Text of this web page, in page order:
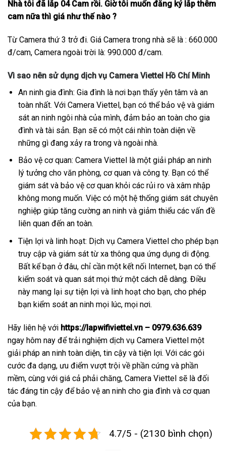
Nhà tôi đã lắp 04 Cam rồi. Giờ tôi muốn đăng ký lắp thêm
cam nữa thì giá như thế nào ?
Từ Camera thứ 3 trở đi. Giá Camera trong nhà sẽ là : 660.000
đ/cam, Camera ngoài trời là: 990.000 đ/cam.
Vì sao nên sử dụng dịch vụ Camera Viettel Hồ Chí Minh
An ninh gia đình: Gia đình là nơi bạn thấy yên tâm và an
toàn nhất. Với Camera Viettel, bạn có thể bảo vệ và giám
sát an ninh ngôi nhà của mình, đảm bảo an toàn cho gia
đình và tài sản. Bạn sẽ có một cái nhìn toàn diện về
những gì đang xảy ra trong và ngoài nhà.
Bảo vệ cơ quan: Camera Viettel là một giải pháp an ninh
lý tưởng cho văn phòng, cơ quan và công ty. Bạn có thể
giám sát và bảo vệ cơ quan khỏi các rủi ro và xâm nhập
không mong muốn. Việc có một hệ thống giám sát chuyên
nghiệp giúp tăng cường an ninh và giảm thiểu các vấn đề
liên quan đến an toàn.
Tiện lợi và linh hoạt: Dịch vụ Camera Viettel cho phép bạn
truy cập và giám sát từ xa thông qua ứng dụng di động.
Bất kể bạn ở đâu, chỉ cần một kết nối Internet, bạn có thể
kiểm soát và quan sát mọi thứ một cách dễ dàng. Điều
này mang lại sự tiện lợi và linh hoạt cho bạn, cho phép
bạn kiểm soát an ninh mọi lúc, mọi nơi.
Hãy liên hệ với https://lapwifiviettel.vn – 0979.636.639
ngay hôm nay để trải nghiệm dịch vụ Camera Viettel một
giải pháp an ninh toàn diện, tin cậy và tiện lợi. Với các gói
cước đa dạng, ưu điểm vượt trội về phần cứng và phần
mềm, cùng với giá cả phải chăng, Camera Viettel sẽ là đối
tác đáng tin cậy để bảo vệ an ninh cho gia đình và cơ quan
của bạn.
4.7/5 - (2130 bình chọn)